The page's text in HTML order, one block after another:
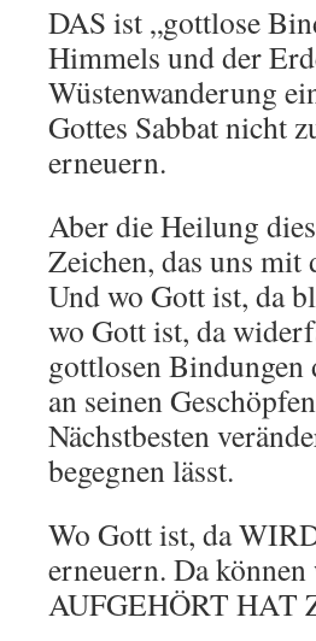
DAS ist „gottlose
Himmels und der
Wüstenwanderung
Gottes Sabbat nicht
erneuern.
Aber die Heilung
Zeichen, das uns
Und wo Gott ist, da
wo Gott ist, da
gottlosen Bindungen
an seinen
Nächstbesten
begegnen lässt.
Wo Gott ist, da
erneuern. Da
AUFGEHÖRT HAT